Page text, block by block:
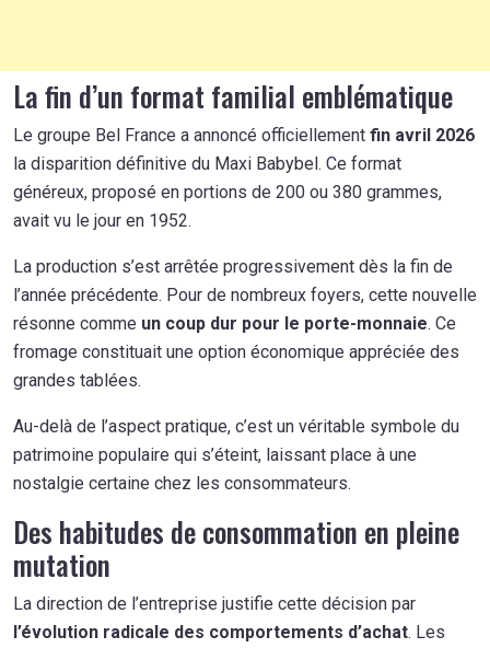
La fin d’un format familial emblématique
Le groupe Bel France a annoncé officiellement fin avril 2026
la disparition définitive du Maxi Babybel. Ce format
généreux, proposé en portions de 200 ou 380 grammes,
avait vu le jour en 1952.
La production s’est arrêtée progressivement dès la fin de
l’année précédente. Pour de nombreux foyers, cette nouvelle
résonne comme un coup dur pour le porte-monnaie. Ce
fromage constituait une option économique appréciée des
grandes tablées.
Au-delà de l’aspect pratique, c’est un véritable symbole du
patrimoine populaire qui s’éteint, laissant place à une
nostalgie certaine chez les consommateurs.
Des habitudes de consommation en pleine
mutation
La direction de l’entreprise justifie cette décision par
l’évolution radicale des comportements d’achat. Les